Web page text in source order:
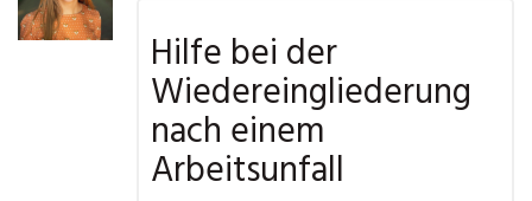
Hilfe bei der
Wiedereingliederung
nach einem
Arbeitsunfall